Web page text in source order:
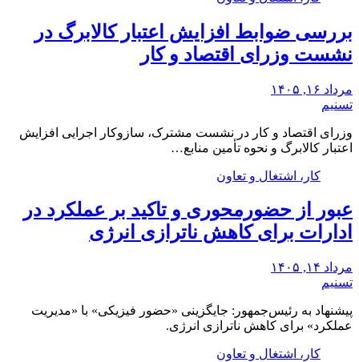
بررسی ضوابط افزایش اعتبار کالابرگ در
نشست وزرای اقتصاد و کار
مرداد ۱۶, ۱۴۰۵
تسنیم
وزرای اقتصاد و کار در نشست مشترک، سازوکار‌ اجرایی افزایش
اعتبار کالابرگ و نحوه تأمین منابع…
کار، اشتغال و تعاون
عبور از حضورمحوری و تاکید بر عملکرد در
ادارات برای کاهش ناترازی انرژی
مرداد ۱۴, ۱۴۰۵
تسنیم
پیشنهاد به رئیس‌جمهور: جایگزینی «حضور فیزیکی» با «مدیریت
عملکرد» برای کاهش ناترازی انرژی.
کار، اشتغال و تعاون